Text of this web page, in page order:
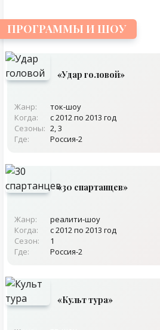
ПРОГРАММЫ И ШОУ
«Удар головой»
Жанр:
ток-шоу
Когда:
с 2012 по 2013 год
Сезоны: 2, 3
Где:
Россия-2
«30 спартанцев»
Жанр:
реалити-шоу
Когда:
с 2012 по 2013 год
Сезон:
1
Где:
Россия-2
«Культ тура»